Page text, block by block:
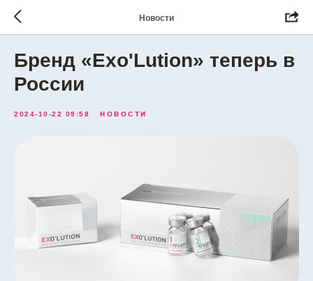
Новости
Бренд «Exo'Lution» теперь в
России
2024-10-22 09:58 НОВОСТИ